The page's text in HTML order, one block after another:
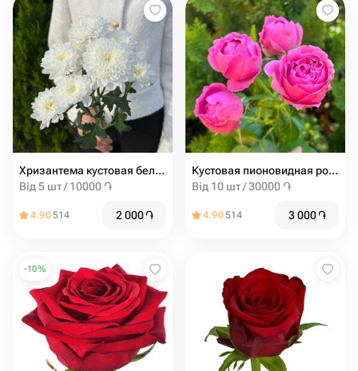
Хризантема кустовая белая
Від 5 шт / 10000 ֏
4.90514 2 000֏
Кустовая пионовидная роза misty bubbles
Від 10 шт / 30000 ֏
4.90514 3 000֏
-10%